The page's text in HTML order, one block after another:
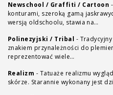
Newschool / Graffiti / Cartoon -
konturami, szeroką gamą
wersją oldschoolu, stawia na…
Polinezyjski / Tribal -
znakiem przynależności do
reprezentować wiele…
Realizm - Tatuaże realizmu
skórze. Starannie wykonany jest